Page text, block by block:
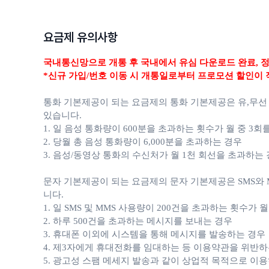
요금제 유의사항
국내통신망으로 개통 후 국내에서 유심 다운로드 완료,
*신규 가입/번호 이동 시 개통일로부터 프로모션 할인이
통화 기본제공이 되는 요금제의 통화 기본제공은 유,무
있습니다.
1. 일 음성 통화량이 600분을 초과하는 횟수가 월 중 3회
2. 당월 총 음성 통화량이 6,000분을 초과하는 경우
3. 음성/동영상 통화의 수신처가 월 1천 회선을 초과하는
문자 기본제공이 되는 요금제의 문자 기본제공은 SMS
니다.
1. 일 SMS 및 MMS 사용량이 200건을 초과하는 횟수가
2. 하루 500건을 초과하는 메시지를 보내는 경우
3. 휴대폰 이외에 시스템을 통해 메시지를 발송하는 경우
4. 제3자에게 휴대전화를 임대하는 등 이용약관을 위반
5. 광고성 스팸 메세지 발송과 같이 상업적 목적으로 이